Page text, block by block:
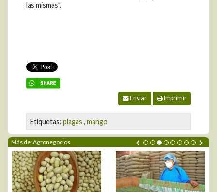
las mismas”.
Enviar Imprimir
Etiquetas: plagas , mango
Más de: Agronegocios